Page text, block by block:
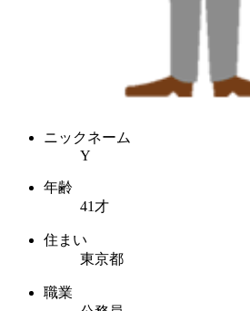
ニックネーム
Y
年齢
41才
住まい
東京都
職業